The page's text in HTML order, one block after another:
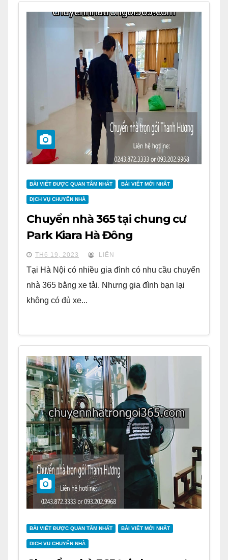
BÀI VIẾT ĐƯỢC QUAN TÂM NHẤT BÀI VIẾT MỚI NHẤT
DỊCH VỤ CHUYỂN NHÀ
Chuyển nhà 365 tại chung cư
Park Kiara Hà Đông
TH6 19, 2023 LIÊN
Tại Hà Nội có nhiều gia đình có nhu cầu chuyển
nhà 365 bằng xe tải. Nhưng gia đình bạn lại
không có đủ xe...
BÀI VIẾT ĐƯỢC QUAN TÂM NHẤT BÀI VIẾT MỚI NHẤT
DỊCH VỤ CHUYỂN NHÀ